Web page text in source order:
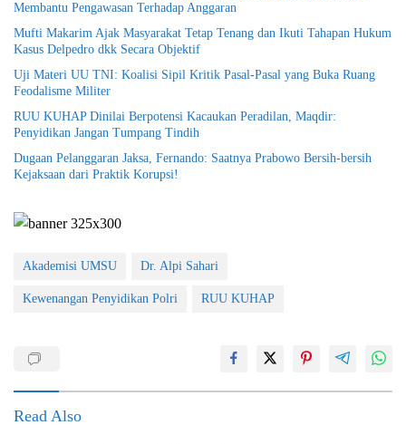
Membantu Pengawasan Terhadap Anggaran
Mufti Makarim Ajak Masyarakat Tetap Tenang dan Ikuti Tahapan Hukum
Kasus Delpedro dkk Secara Objektif
Uji Materi UU TNI: Koalisi Sipil Kritik Pasal-Pasal yang Buka Ruang
Feodalisme Militer
RUU KUHAP Dinilai Berpotensi Kacaukan Peradilan, Maqdir:
Penyidikan Jangan Tumpang Tindih
Dugaan Pelanggaran Jaksa, Fernando: Saatnya Prabowo Bersih-bersih
Kejaksaan dari Praktik Korupsi!
Akademisi UMSU Dr. Alpi Sahari
Kewenangan Penyidikan Polri RUU KUHAP
Read Also